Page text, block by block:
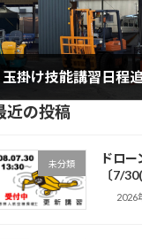
掛け技能講習日程
近の投稿
未分類
ドロー
〔7/
2026